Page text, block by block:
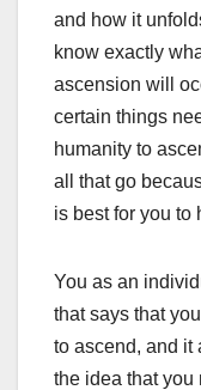
and how it
know exactly
ascension will
certain things
humanity to
all that go
is best for you to
You as an
that says that
to ascend, and it
the idea that you